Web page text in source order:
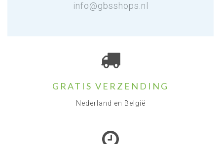
info@gbsshops.nl
GRATIS VERZENDING
Nederland en België